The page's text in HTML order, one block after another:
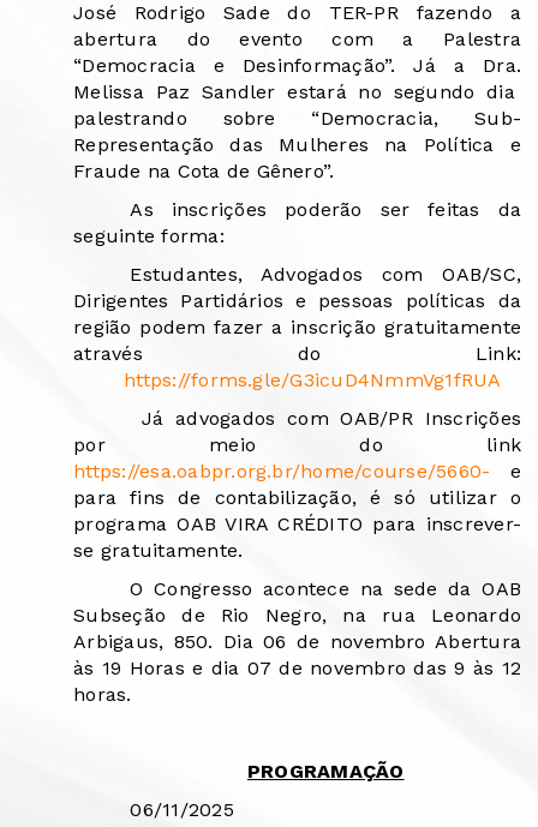
José Rodrigo Sade do TER-PR fazendo a
abertura do evento com a Palestra
“Democracia e Desinformação”. Já a Dra.
Melissa Paz Sandler estará no segundo dia
palestrando sobre “Democracia, Sub-
Representação das Mulheres na Política e
Fraude na Cota de Gênero”.
As inscrições poderão ser feitas da
seguinte forma:
Estudantes, Advogados com OAB/SC,
Dirigentes Partidários e pessoas políticas da
região podem fazer a inscrição gratuitamente
através do Link:
https://forms.gle/G3icuD4NmmVg1fRUA
Já advogados com OAB/PR Inscrições
por meio do link
https://esa.oabpr.org.br/home/course/5660- e
para fins de contabilização, é só utilizar o
programa OAB VIRA CRÉDITO para inscrever-
se gratuitamente.
O Congresso acontece na sede da OAB
Subseção de Rio Negro, na rua Leonardo
Arbigaus, 850. Dia 06 de novembro Abertura
às 19 Horas e dia 07 de novembro das 9 às 12
horas.
PROGRAMAÇÃO
06/11/2025